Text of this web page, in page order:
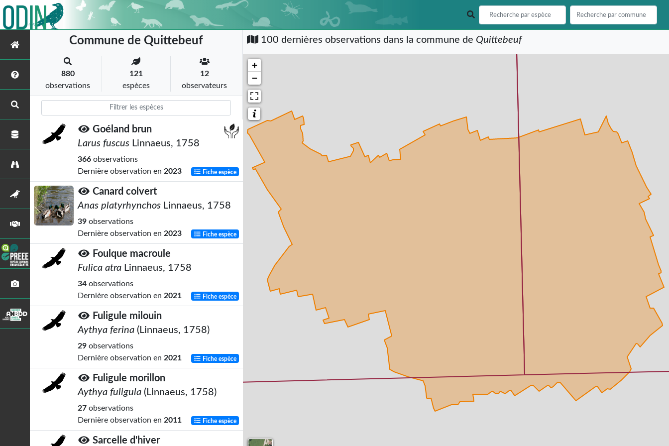
Commune de Quittebeuf
880
observations
121
espèces
12
observateurs
Goéland brun
Larus fuscus Linnaeus, 1758
366 observations
Dernière observation en 2023 Fiche espèce
Canard colvert
Anas platyrhynchos Linnaeus, 1758
39 observations
Dernière observation en 2023 Fiche espèce
Foulque macroule
Fulica atra Linnaeus, 1758
34 observations
Dernière observation en 2021 Fiche espèce
Fuligule milouin
Aythya ferina (Linnaeus, 1758)
29 observations
Dernière observation en 2021 Fiche espèce
Fuligule morillon
Aythya fuligula (Linnaeus, 1758)
27 observations
Dernière observation en 2011 Fiche espèce
Sarcelle d'hiver
100 dernières observations dans la commune de Quittebeuf
+
−